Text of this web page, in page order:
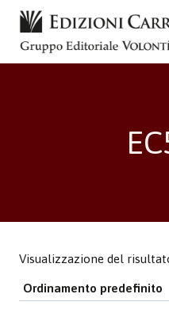
Salta
contenuto
Visualizzazione del